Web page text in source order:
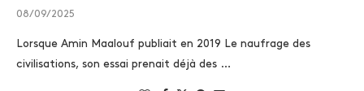
08/09/2025
Lorsque Amin Maalouf publiait en 2019 Le naufrage des
civilisations, son essai prenait déjà des …